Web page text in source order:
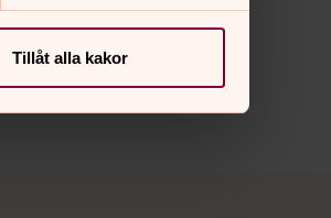
Tillåt alla kakor